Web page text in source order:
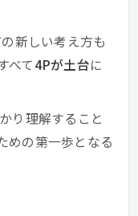
新しい考え方も
べて4Pが土台に
り理解すること
めの第一歩となる